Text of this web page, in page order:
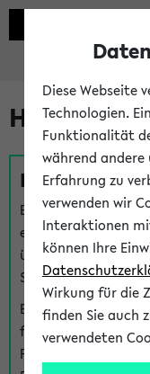
Hilfe &
Fragen zu
Bei inhaltlichen
einzelnen
über denFragen-
Support kann hier
Bei
finden Sie eine
Platzzuteilung im
Diese Webseite
Technologien.
Funktionalität
während andere
Erfahrung zu
verwenden wir
Interaktionen
können Ihre
Wirkung für die
finden Sie auch
verwendeten